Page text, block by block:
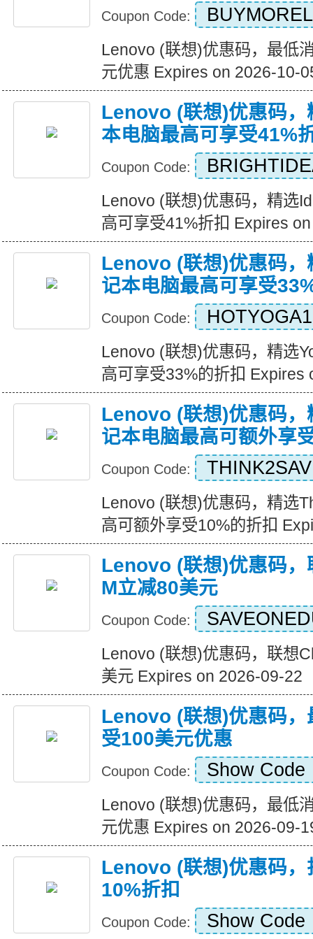
Coupon Code:
Lenovo (联想)优惠码，最低
元优惠 Expires on 2026-10-
Lenovo (联想)优惠码
本电脑最高可享受41%
Coupon Code:
Lenovo (联想)优惠码，精选
高可享受41%折扣 Expires
Lenovo (联想)优惠码，
记本电脑最高可享受
Coupon Code: HOTYOGA1
Lenovo (联想)优惠码，精选
高可享受33%的折扣 Expires
Lenovo (联想)优惠码
记本电脑最高可额外享
Coupon Code:
Lenovo (联想)优惠码，精选
高可额外享受10%的折扣
Lenovo (联想)优惠码
M立减80美元
Coupon Code:
Lenovo (联想)优惠码，联想
美元 Expires on 2026-09-22
Lenovo (联想)优惠码，
受100美元优惠
Coupon Code: Show Code
Lenovo (联想)优惠码，最低
元优惠 Expires on 2026-09-
Lenovo (联想)优惠码，
10%折扣
Coupon Code: Show Code